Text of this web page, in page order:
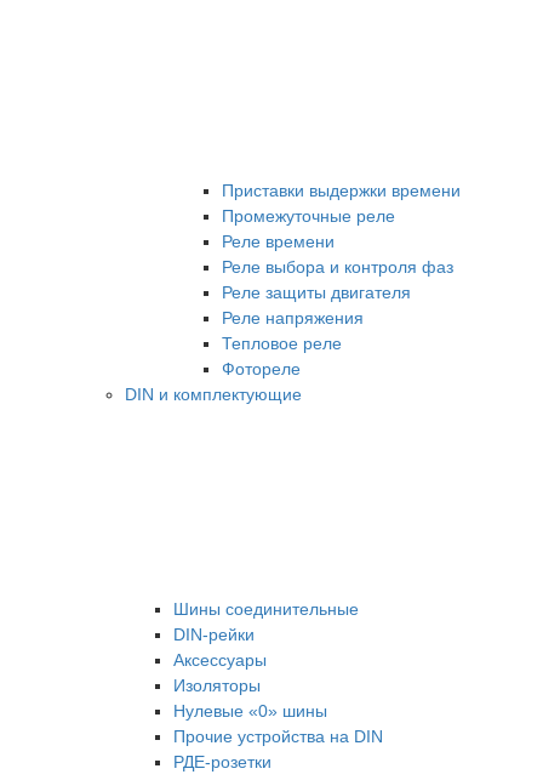
Приставки выдержки времени
Промежуточные реле
Реле времени
Реле выбора и контроля фаз
Реле защиты двигателя
Реле напряжения
Тепловое реле
Фотореле
DIN и комплектующие
Шины соединительные
DIN-рейки
Аксессуары
Изоляторы
Нулевые «0» шины
Прочие устройства на DIN
РДЕ-розетки